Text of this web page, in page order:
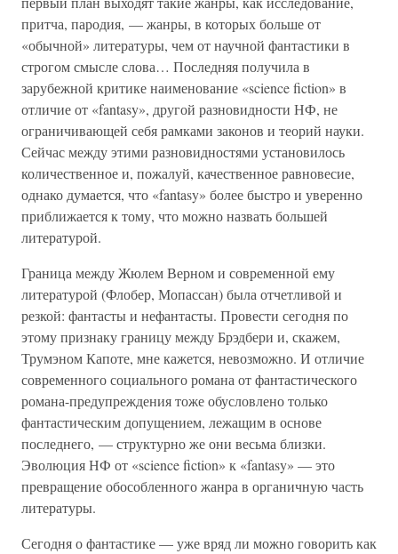
притча, пародия, — жанры, в которых больше от
«обычной» литературы, чем от научной фантастики в
строгом смысле слова… Последняя получила в
зарубежной критике наименование «science fiction» в
отличие от «fantasy», другой разновидности НФ, не
ограничивающей себя рамками законов и теорий науки.
Сейчас между этими разновидностями установилось
количественное и, пожалуй, качественное равновесие,
однако думается, что «fantasy» более быстро и уверенно
приближается к тому, что можно назвать большей
литературой.
Граница между Жюлем Верном и современной ему
литературой (Флобер, Мопассан) была отчетливой и
резкой: фантасты и нефантасты. Провести сегодня по
этому признаку границу между Брэдбери и, скажем,
Трумэном Капоте, мне кажется, невозможно. И отличие
современного социального романа от фантастического
романа-предупреждения тоже обусловлено только
фантастическим допущением, лежащим в основе
последнего, — структурно же они весьма близки.
Эволюция НФ от «science fiction» к «fantasy» — это
превращение обособленного жанра в органичную часть
литературы.
Сегодня о фантастике — уже вряд ли можно говорить как